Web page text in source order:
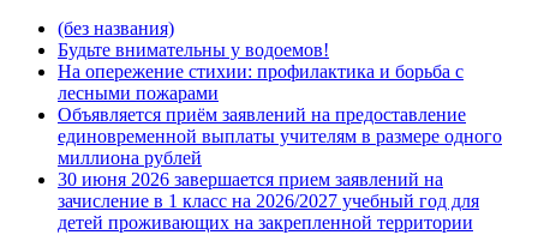
(без названия)
Будьте внимательны у водоемов!
На опережение стихии: профилактика и борьба с
лесными пожарами
Объявляется приём заявлений на предоставление
единовременной выплаты учителям в размере одного
миллиона рублей
30 июня 2026 завершается прием заявлений на
зачисление в 1 класс на 2026/2027 учебный год для
детей проживающих на закрепленной территории